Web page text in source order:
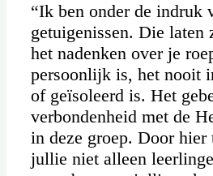
“Ik ben onder de indruk
getuigenissen. Die laten
het nadenken over je
persoonlijk is, het nooit
of geïsoleerd is. Het
verbondenheid met de
in deze groep. Door
jullie niet alleen